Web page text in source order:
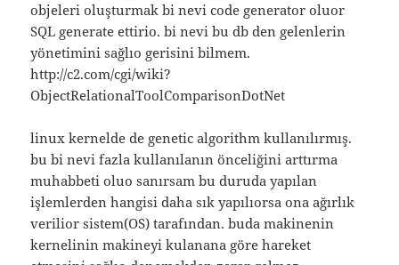
objeleri oluşturmak bi nevi code generator oluor
SQL generate ettirio. bi nevi bu db den gelenlerin
yönetimini sağlıo gerisini bilmem.
http://c2.com/cgi/wiki?
ObjectRelationalToolComparisonDotNet
linux kernelde de genetic algorithm kullanılırmış.
bu bi nevi fazla kullanılanın önceliğini arttırma
muhabbeti oluo sanırsam bu duruda yapılan
işlemlerden hangisi daha sık yapılıorsa ona ağırlık
verilior sistem(OS) tarafından. buda makinenin
kernelinin makineyi kulanana göre hareket